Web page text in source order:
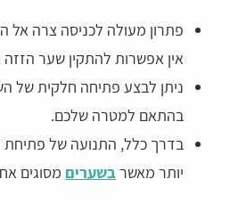
פתרון מעולה לכניסה צרה אל
אין אפשרות להתקין שער
ניתן לבצע פתיחה חלקית של
בהתאם למטרה שלכם.
בדרך כלל, התנועה של פתיחת
יותר מאשרבשערים מסוגים